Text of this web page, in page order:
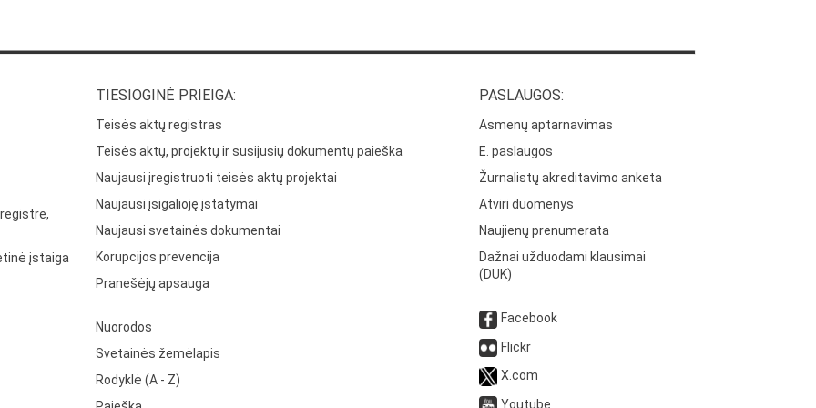
įstaiga
TIESIOGINĖ PRIEIGA:
Teisės aktų registras
Teisės aktų, projektų ir susijusių dokumentų paieška
Naujausi įregistruoti teisės aktų projektai
Naujausi įsigalioję įstatymai
Naujausi svetainės dokumentai
Korupcijos prevencija
Pranešėjų apsauga
Nuorodos
Svetainės žemėlapis
Rodyklė (A - Z)
PASLAUGOS:
Asmenų aptarnavimas
E. paslaugos
Žurnalistų akreditavimo anketa
Atviri duomenys
Naujienų prenumerata
Dažnai užduodami klausimai
(DUK)
Facebook
Flickr
X.com
Youtube